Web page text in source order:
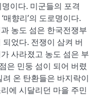
명이다. 미군들의 포격
매향리’의 도로명이다.
농도 섬은 한국전쟁부
었다. 전쟁이 삼켜 버
사라졌고 농도 섬은 부
은 민둥 섬이 되어 버렸
온 탄환들은 바지락이
에 시달리던 마을 주민